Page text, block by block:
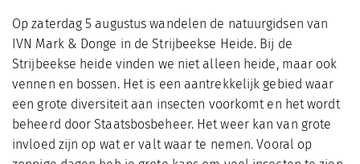
Op zaterdag 5 augustus wandelen de natuurgidsen van
IVN Mark & Donge in de Strijbeekse Heide. Bij de
Strijbeekse heide vinden we niet alleen heide, maar ook
vennen en bossen. Het is een aantrekkelijk gebied waar
een grote diversiteit aan insecten voorkomt en het wordt
beheerd door Staatsbosbeheer. Het weer kan van grote
invloed zijn op wat er valt waar te nemen. Vooral op